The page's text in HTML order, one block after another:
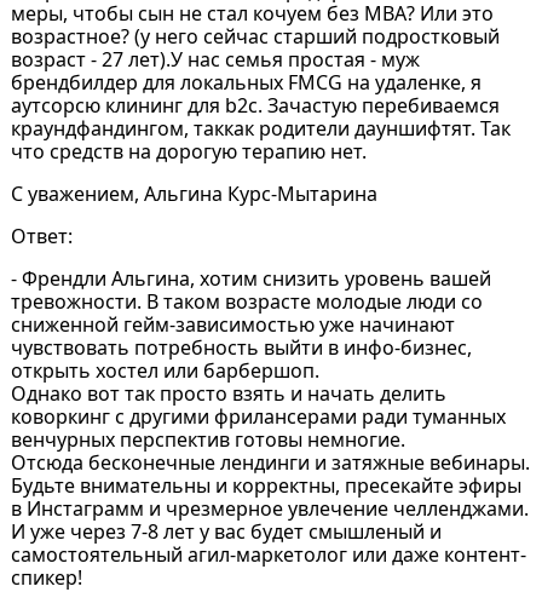
меры, чтобы сын не стал кочуем без MBA? Или это
возрастное? (у него сейчас старший подростковый
возраст - 27 лет).У нас семья простая - муж
брендбилдер для локальных FMCG на удаленке, я
аутсорсю клининг для b2c. Зачастую перебиваемся
краундфандингом, таккак родители дауншифтят. Так
что средств на дорогую терапию нет.
С уважением, Альгина Курс-Мытарина
Ответ:
- Френдли Альгина, хотим снизить уровень вашей
тревожности. В таком возрасте молодые люди со
сниженной гейм-зависимостью уже начинают
чувствовать потребность выйти в инфо-бизнес,
открыть хостел или барбершоп.
Однако вот так просто взять и начать делить
коворкинг с другими фрилансерами ради туманных
венчурных перспектив готовы немногие.
Отсюда бесконечные лендинги и затяжные вебинары.
Будьте внимательны и корректны, пресекайте эфиры
в Инстаграмм и чрезмерное увлечение челленджами.
И уже через 7-8 лет у вас будет смышленый и
самостоятельный агил-маркетолог или даже контент-
спикер!